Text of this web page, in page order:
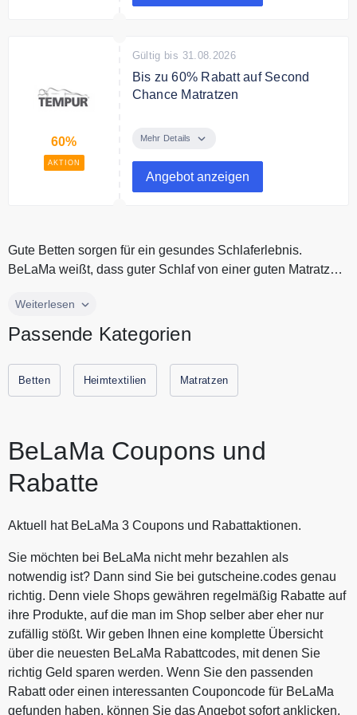
Aktionen kombinierbar.
60%
AKTION
Gültig bis 31.08.2026
Bis zu 60% Rabatt auf Second
Chance Matratzen
TEMPUR® Matratzen. Jetzt
entdecken!
Mehr Details
Angebot anzeigen
Gute Betten sorgen für ein gesundes Schlaferlebnis.
BeLaMa weißt, dass guter Schlaf von einer guten Matratze,
Gute Betten sorgen für ein gesundes Schlaferlebnis.
einem hochwertigen Rost und der richtigen Bettdecke
aktuellen Gutscheine und Rabattaktionen von BeLaMa
findest Du auf unserer Website.
Weiterlesen
Passende Kategorien
Betten Heimtextilien Matratzen
BeLaMa Coupons und
Rabatte
Aktuell hat BeLaMa 3 Coupons und Rabattaktionen.
Sie möchten bei BeLaMa nicht mehr bezahlen als
notwendig ist? Dann sind Sie bei gutscheine.codes genau
richtig. Denn viele Shops gewähren regelmäßig Rabatte auf
ihre Produkte, auf die man im Shop selber aber eher nur
zufällig stößt. Wir geben Ihnen eine komplette Übersicht
über die neuesten BeLaMa Rabattcodes, mit denen Sie
richtig Geld sparen werden. Wenn Sie den passenden
Rabatt oder einen interessanten Couponcode für BeLaMa
gefunden haben, können Sie das Angebot sofort anklicken.